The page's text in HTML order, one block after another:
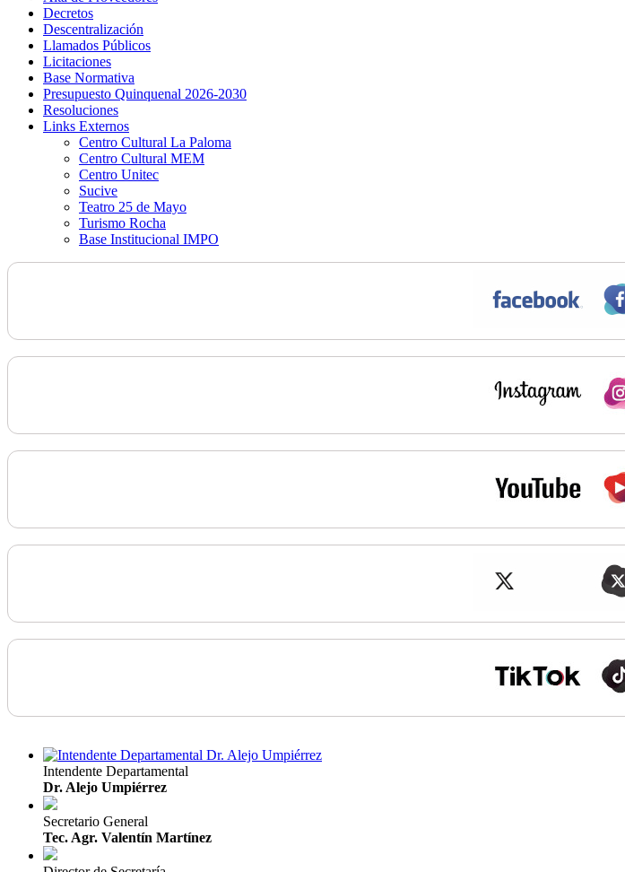
Decretos
Descentralización
Llamados Públicos
Licitaciones
Base Normativa
Presupuesto Quinquenal 2026-2030
Resoluciones
Links Externos
Centro Cultural La Paloma
Centro Cultural MEM
Centro Unitec
Sucive
Teatro 25 de Mayo
Turismo Rocha
Base Institucional IMPO
Intendente Departamental
Dr. Alejo Umpiérrez
Secretario General
Tec. Agr. Valentín Martínez